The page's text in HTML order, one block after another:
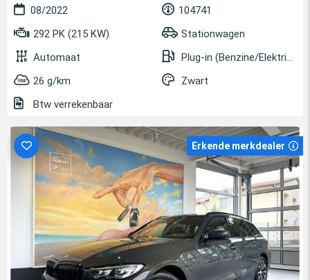
08/2022
104741
292 PK (215 KW)
Stationwagen
Automaat
Plug-in (Benzine/Elektrisch)
26 g/km
Zwart
Btw verrekenbaar
Erkende merkdealer